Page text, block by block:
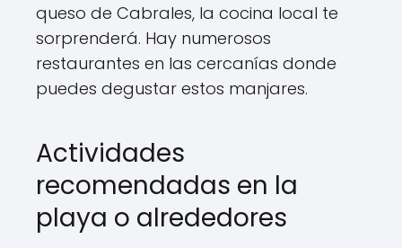
queso de Cabrales, la cocina local te
sorprenderá. Hay numerosos
restaurantes en las cercanías donde
puedes degustar estos manjares.
Actividades
recomendadas en la
playa o alrededores